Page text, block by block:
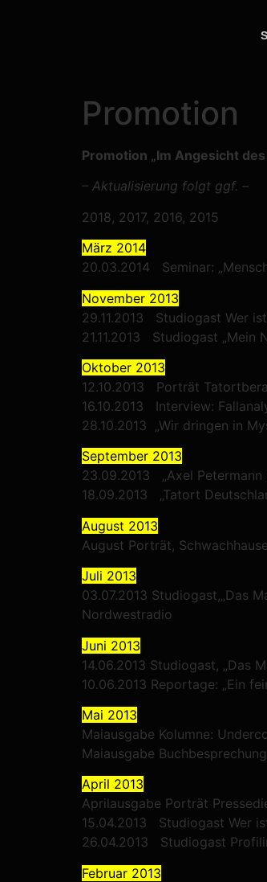
Promotion
Promotion „Im Angesicht
– Aktualisierung folgt ggf. –
2018, 2017, 2016, 2015
März 2014
20.03.2014 Seminar:
November 2013
29.11.2013 Studiogast Wer
21.11.2013 Studiogast „Mein
Oktober 2013
12.10.2013 Porträt
16.10.2013 Interview:
28.10.2013 „Wir dringen in
September 2013
23.09.2013 „Axel Petermann
18.09.2013 „Tatort
August 2013
August Porträt,
Juli 2013
03.07.2013 Studiogast,„Das
Nordwestradio
Juni 2013
14.06.2013 Studiogast, „Das
10.06.2013 Reportage: „Ein
Mai 2013
Maiausgabe Kolumne:
Maiausgabe
April 2013
Aprilausgabe Porträt
15.04.2013 Studiogast Wer
26.04.2013 Studiogast
Februar 2013